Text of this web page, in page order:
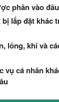
phân vào đâu
lắp đặt khác
lỏng, khí và
vụ cá nhân